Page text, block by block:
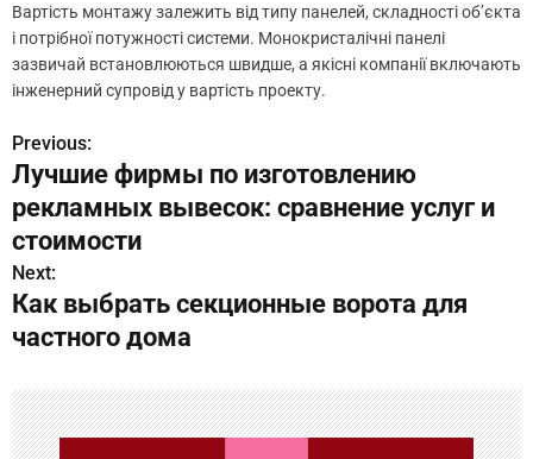
Вартість монтажу залежить від типу панелей, складності об’єкта
і потрібної потужності системи. Монокристалічні панелі
зазвичай встановлюються швидше, а якісні компанії включають
інженерний супровід у вартість проекту.
Н
а
в
и
г
ц
Previous:
Лучшие фирмы по изготовлению
рекламных вывесок: сравнение услуг и
стоимости
Next:
Как выбрать секционные ворота для
частного дома